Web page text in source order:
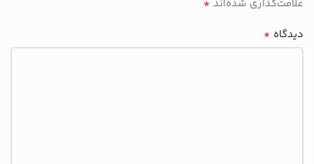
علامت‌گذاری شده‌اند *
دیدگاه *